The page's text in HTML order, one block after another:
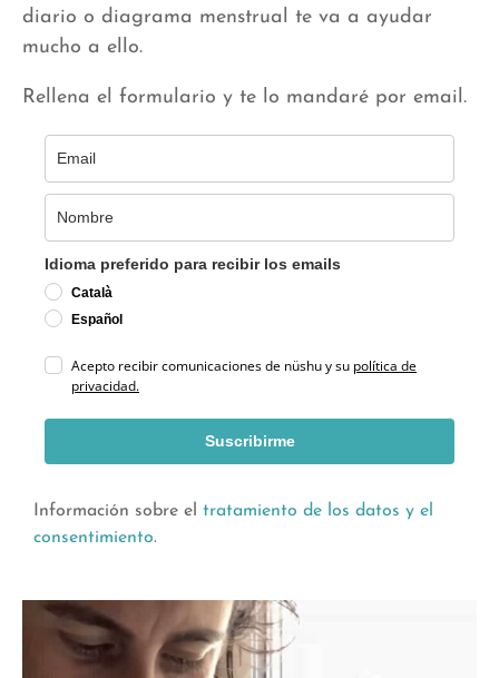
diario o diagrama menstrual te va a ayudar
mucho a ello.
Rellena el formulario y te lo mandaré por email.
Idioma preferido para recibir los emails
Català
Español
Acepto recibir comunicaciones de nüshu y su política de
privacidad.
Suscribirme
Información sobre el tratamiento de los datos y el
consentimiento.